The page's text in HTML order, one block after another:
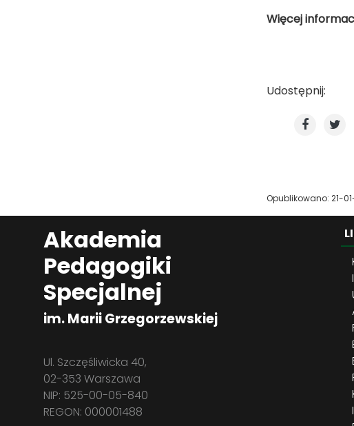
Więcej
Udostępnij:
Opublikowano: 21-
Akademia
Pedagogiki
Specjalnej
im. Marii Grzegorzewskiej
Ul. Szczęśliwicka 40,
02-353 Warszawa
NIP: 525-00-05-840
REGON: 000001488